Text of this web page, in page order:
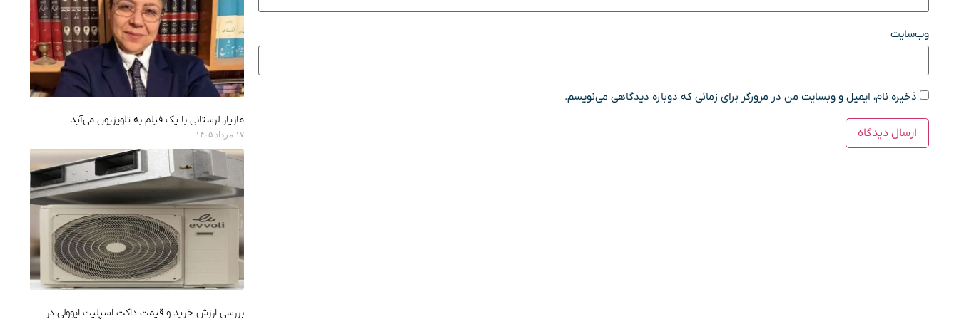
وب‌سایت
ذخیره نام، ایمیل و وبسایت من در مرورگر برای زمانی که دوباره دیدگاهی می‌نویسم.
مازیار لرستانی با یک فیلم به تلویزیون می‌آید
۱۷ مرداد ۱۴۰۵
بررسی ارزش خرید و قیمت داکت اسپلیت ایوولی در